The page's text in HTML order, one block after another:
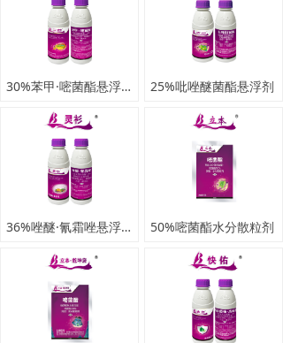
30%苯甲·嘧菌酯悬浮剂 25%吡唑醚菌酯悬浮剂
36%唑醚·氰霜唑悬浮剂 50%嘧菌酯水分散粒剂